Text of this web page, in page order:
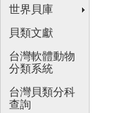
世界貝庫
貝類文獻
台灣軟體動物
分類系統
台灣貝類分科
查詢